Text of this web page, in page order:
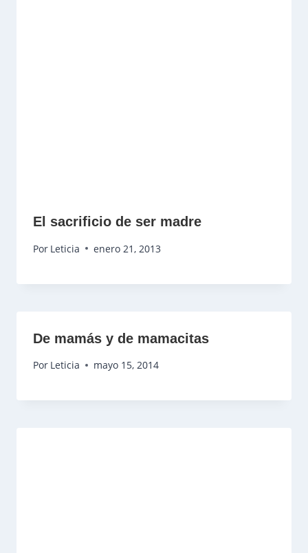
El sacrificio de ser madre
Por Leticia enero 21, 2013
De mamás y de mamacitas
Por Leticia mayo 15, 2014